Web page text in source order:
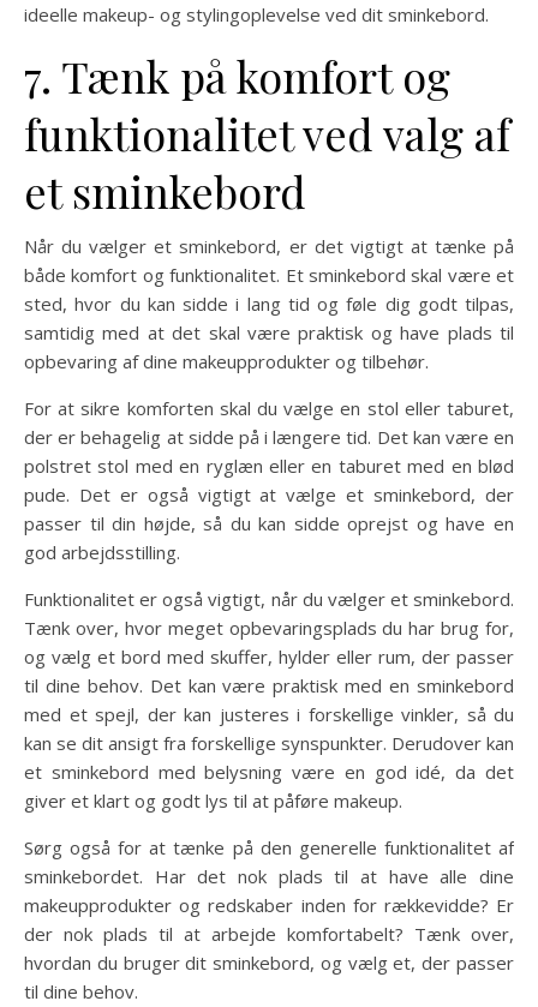
ideelle makeup- og stylingoplevelse ved dit sminkebord.
7. Tænk på komfort og
funktionalitet ved valg af
et sminkebord
Når du vælger et sminkebord, er det vigtigt at tænke på
både komfort og funktionalitet. Et sminkebord skal være et
sted, hvor du kan sidde i lang tid og føle dig godt tilpas,
samtidig med at det skal være praktisk og have plads til
opbevaring af dine makeupprodukter og tilbehør.
For at sikre komforten skal du vælge en stol eller taburet,
der er behagelig at sidde på i længere tid. Det kan være en
polstret stol med en ryglæn eller en taburet med en blød
pude. Det er også vigtigt at vælge et sminkebord, der
passer til din højde, så du kan sidde oprejst og have en
god arbejdsstilling.
Funktionalitet er også vigtigt, når du vælger et sminkebord.
Tænk over, hvor meget opbevaringsplads du har brug for,
og vælg et bord med skuffer, hylder eller rum, der passer
til dine behov. Det kan være praktisk med en sminkebord
med et spejl, der kan justeres i forskellige vinkler, så du
kan se dit ansigt fra forskellige synspunkter. Derudover kan
et sminkebord med belysning være en god idé, da det
giver et klart og godt lys til at påføre makeup.
Sørg også for at tænke på den generelle funktionalitet af
sminkebordet. Har det nok plads til at have alle dine
makeupprodukter og redskaber inden for rækkevidde? Er
der nok plads til at arbejde komfortabelt? Tænk over,
hvordan du bruger dit sminkebord, og vælg et, der passer
til dine behov.